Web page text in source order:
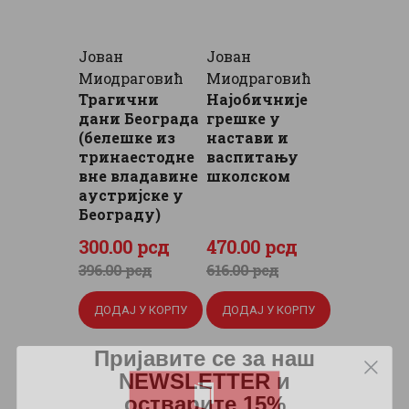
Јован
Миодраговић
Трагични
дани Београда
(белешке из
тринаестодне
вне владавине
аустријске у
Београду)
396.00рсд
Оригинална
цена
је
била:
396.
300.00 рсд
Тренутна
цена
је:
300.
0
ДОДАЈ У КОРПУ
Јован
Миодраговић
Најобичније
грешке у
настави и
васпитању
школском
616.00рсд
Оригинална
цена
је
била:
616.
0
470.00 рсд
Тренутна
цена
је:
470.
0
0
ДОДАЈ У КОРПУ
Пријавите се за наш
NEWSLETTER и
остварите 15%